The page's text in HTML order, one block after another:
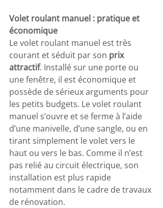
Volet roulant manuel : pratique et
économique
Le volet roulant manuel est très
courant et séduit par son prix
attractif. Installé sur une porte ou
une fenêtre, il est économique et
possède de sérieux arguments pour
les petits budgets. Le volet roulant
manuel s’ouvre et se ferme à l’aide
d’une manivelle, d’une sangle, ou en
tirant simplement le volet vers le
haut ou vers le bas. Comme il n’est
pas relié au circuit électrique, son
installation est plus rapide
notamment dans le cadre de travaux
de rénovation.